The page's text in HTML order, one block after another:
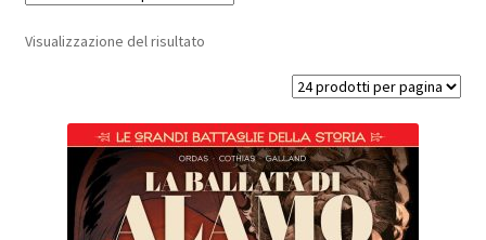
Visualizzazione del risultato